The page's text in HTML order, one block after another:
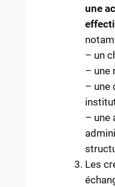
une
– un
– une
– une
– une
Les